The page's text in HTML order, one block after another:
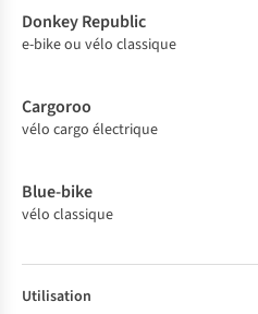
Republ
ic
e-bike ou vélo classique
vélo cargo électrique
vélo classique
Utilisation